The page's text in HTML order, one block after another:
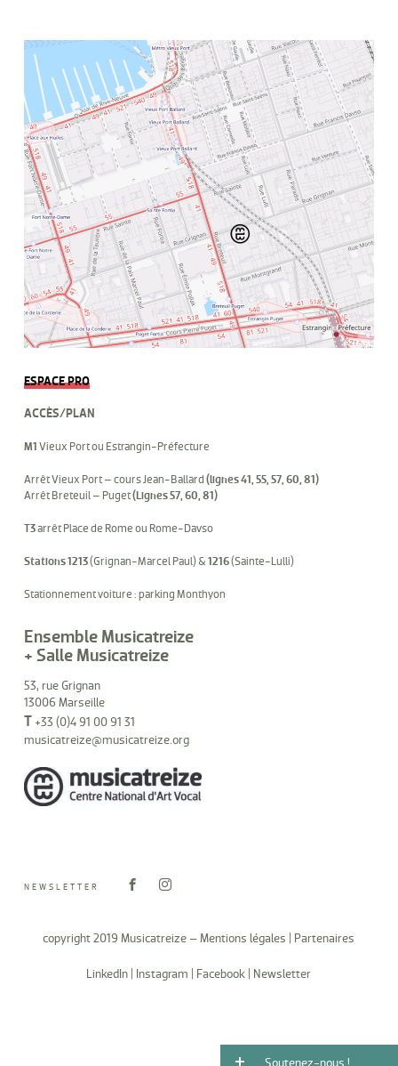
Soutenez-nous !
ESPACE PRO
ACCÈS/PLAN
M1 Vieux Port ou Estrangin-Préfecture
Arrêt Vieux Port – cours Jean-Ballard (lignes 41, 55, 57, 60, 81)
Arrêt Breteuil – Puget(Lignes 57, 60, 81)
T3arrêt Place de Rome ou Rome-Davso
Stations 1213(Grignan-Marcel Paul) & 1216(Sainte-Lulli)
Stationnement voiture : parking Monthyon
Ensemble Musicatreize
+ Salle Musicatreize
53, rue Grignan
13006 Marseille
T+33 (0)4 91 00 91 31
musicatreize@musicatreize.org
NEWSLETTER
copyright 2019 Musicatreize –Mentions légales Partenaires
LinkedIn Instagram Facebook Newsletter